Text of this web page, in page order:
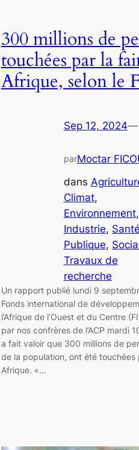
300 millions de
touchées par la
Afrique, selon le
Sep 12, 2024—
parMoctar
dans
Climat
Environnement
Industrie, Santé
Publique,
Travaux de
recherche
Un rapport publié lundi 9
Fonds international de
l’Afrique de l’Ouest et du Centre
par nos confrères de l’ACP mardi
a fait valoir que 300 millions de
de la population, ont été touchées
Afrique. «…